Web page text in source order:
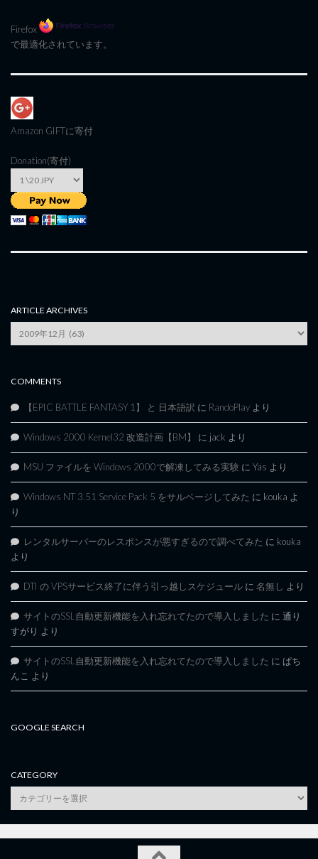
Firefox
で最適化されています。
Amazon GIFTに寄付
Donation(寄付)
ARTICLE ARCHIVES
Article
Archives
COMMENTS
【EPIC BATTLE FANTASY 1】 と 日本語訳 に RandoPlay より
Windows 2000 Kernel32 改造計画【BM】 に jack より
MSU ファイルを Windows 2000で解凍してみる実験 に Yas より
Windows NT 3.51 Service Pack 5 をサルベージしてみた に kouka よ
り
レンタルサーバーのレスポンスが悪すぎるので調べてみた に kouka
より
DTI の VPSサービス終了に伴う引っ越しスケジュール に 名無し より
サイトのSSL自動更新機能を入れ忘れてたので導入しました に 通り
すがり より
サイトのSSL自動更新機能を入れ忘れてたので導入しました に ぱち
んこ より
GOOGLE SEARCH
CATEGORY
category